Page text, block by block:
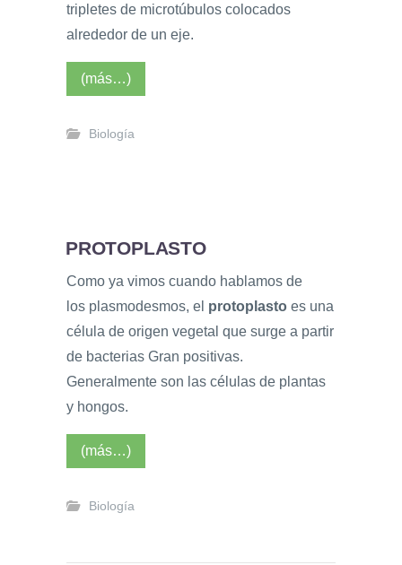
tripletes de microtúbulos colocados
alrededor de un eje.
(más…)
Biología
PROTOPLASTO
Como ya vimos cuando hablamos de
los plasmodesmos, el protoplasto es una
célula de origen vegetal que surge a partir
de bacterias Gran positivas.
Generalmente son las células de plantas
y hongos.
(más…)
Biología